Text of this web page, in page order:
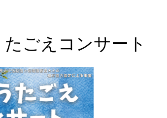
たごえコンサート